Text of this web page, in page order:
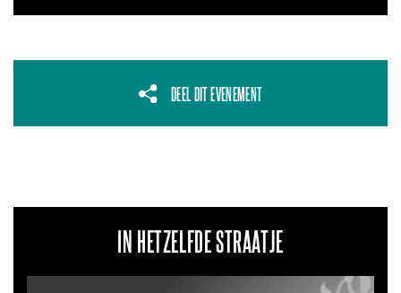
DEEL DIT EVENEMENT
IN HETZELFDE STRAATJE